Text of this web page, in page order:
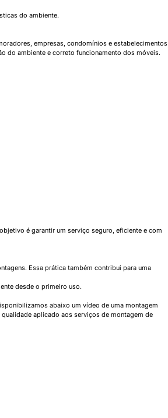
do ambiente.
empresas, condomínios e estabelecimentos
do ambiente e correto funcionamento dos móveis.
é garantir um serviço seguro, eficiente e com
Essa prática também contribui para uma
desde o primeiro uso.
abaixo um vídeo de uma montagem
aplicado aos serviços de montagem de